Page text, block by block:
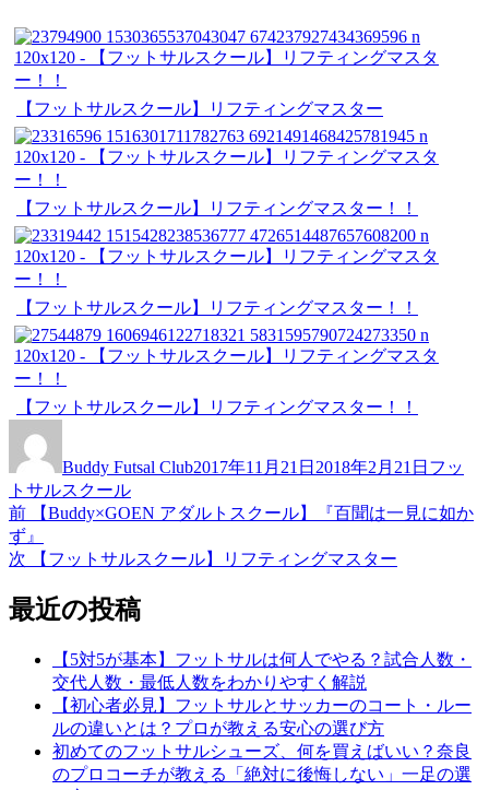
【フットサルスクール】リフティングマスター
【フットサルスクール】リフティングマスター！！
【フットサルスクール】リフティングマスター！！
【フットサルスクール】リフティングマスター！！
者
Buddy Futsal Club日:
2017年11月21日 2018年2月21日ゴ
ー
フッ
トサルスクール
投
稿
ビ
前
前
の
投
【Buddy×GOEN アダルトスクール】『百聞は一見に如か
ず』
次
次
投
稿:
【フットサルスクール】リフティングマスター
最近の投稿
【5対5が基本】フットサルは何人でやる？試合人数・
交代人数・最低人数をわかりやすく解説
【初心者必見】フットサルとサッカーのコート・ルー
ルの違いとは？プロが教える安心の選び方
初めてのフットサルシューズ、何を買えばいい？奈良
のプロコーチが教える「絶対に後悔しない」一足の選